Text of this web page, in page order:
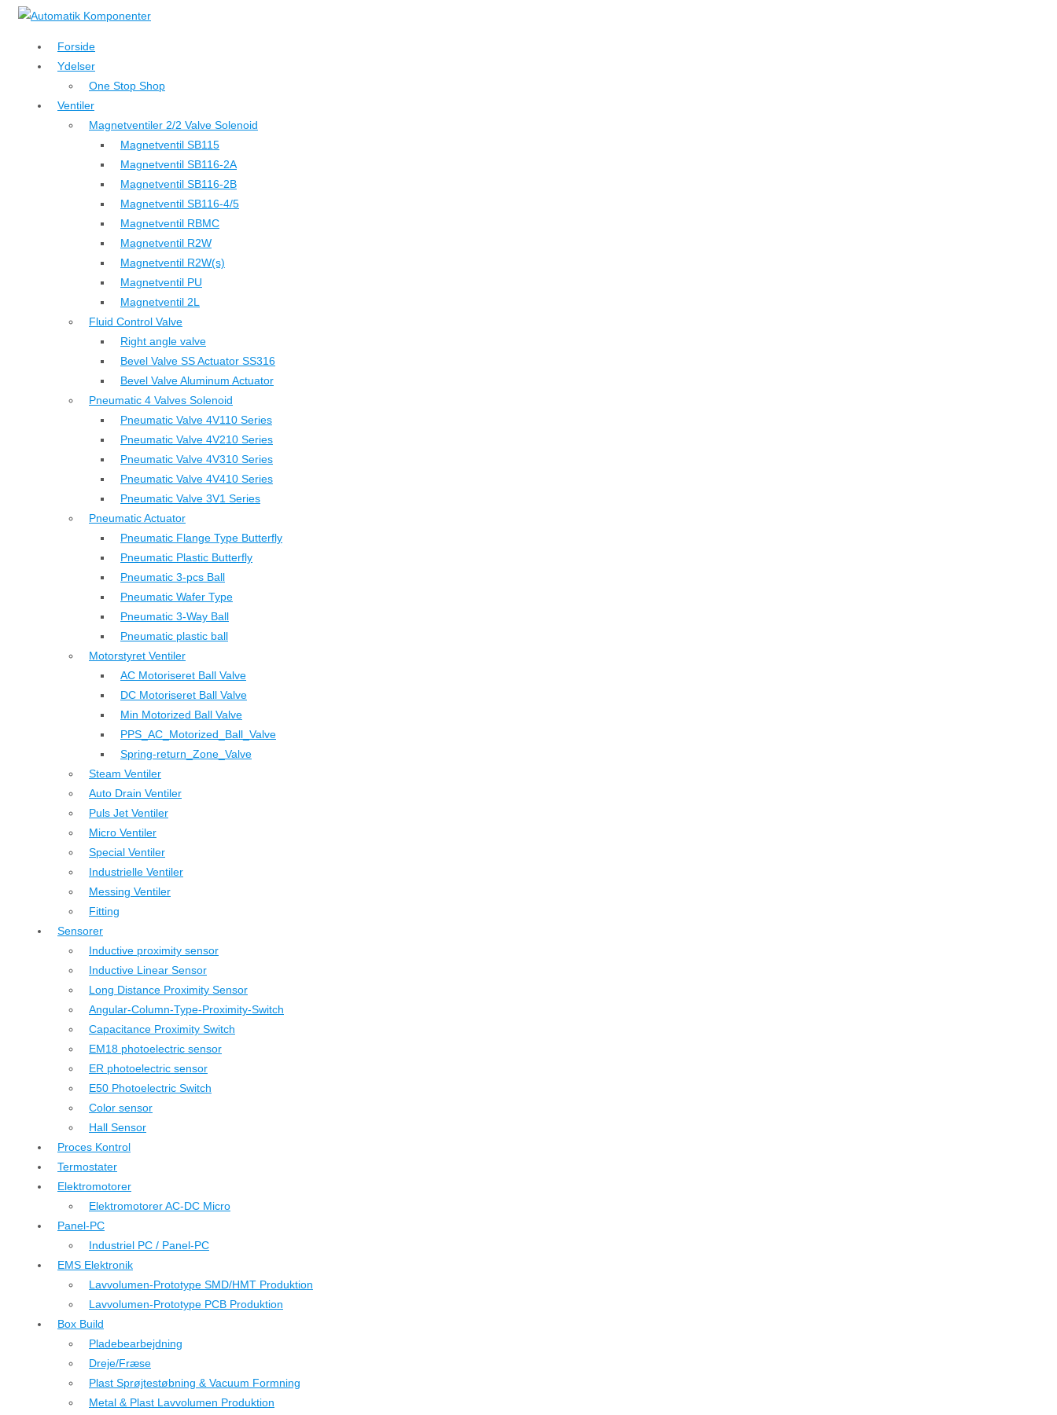
↓
hovedindhold
Forside
Ydelser
One Stop Shop
Ventiler
Magnetventiler 2/2 Valve Solenoid
Magnetventil SB115
Magnetventil SB116-2A
Magnetventil SB116-2B
Magnetventil SB116-4/5
Magnetventil RBMC
Magnetventil R2W
Magnetventil R2W(s)
Magnetventil PU
Magnetventil 2L
Fluid Control Valve
Right angle valve
Bevel Valve SS Actuator SS316
Bevel Valve Aluminum Actuator
Pneumatic 4 Valves Solenoid
Pneumatic Valve 4V110 Series
Pneumatic Valve 4V210 Series
Pneumatic Valve 4V310 Series
Pneumatic Valve 4V410 Series
Pneumatic Valve 3V1 Series
Pneumatic Actuator
Pneumatic Flange Type Butterfly
Pneumatic Plastic Butterfly
Pneumatic 3-pcs Ball
Pneumatic Wafer Type
Pneumatic 3-Way Ball
Pneumatic plastic ball
Motorstyret Ventiler
AC Motoriseret Ball Valve
DC Motoriseret Ball Valve
Min Motorized Ball Valve
PPS_AC_Motorized_Ball_Valve
Spring-return_Zone_Valve
Steam Ventiler
Auto Drain Ventiler
Puls Jet Ventiler
Micro Ventiler
Special Ventiler
Industrielle Ventiler
Messing Ventiler
Fitting
Sensorer
Inductive proximity sensor
Inductive Linear Sensor
Long Distance Proximity Sensor
Angular-Column-Type-Proximity-Switch
Capacitance Proximity Switch
EM18 photoelectric sensor
ER photoelectric sensor
E50 Photoelectric Switch
Color sensor
Hall Sensor
Proces Kontrol
Termostater
Elektromotorer
Elektromotorer AC-DC Micro
Panel-PC
Industriel PC / Panel-PC
EMS Elektronik
Lavvolumen-Prototype SMD/HMT Produktion
Lavvolumen-Prototype PCB Produktion
Box Build
Pladebearbejdning
Dreje/Fræse
Plast Sprøjtestøbning & Vacuum Formning
Metal & Plast Lavvolumen Produktion